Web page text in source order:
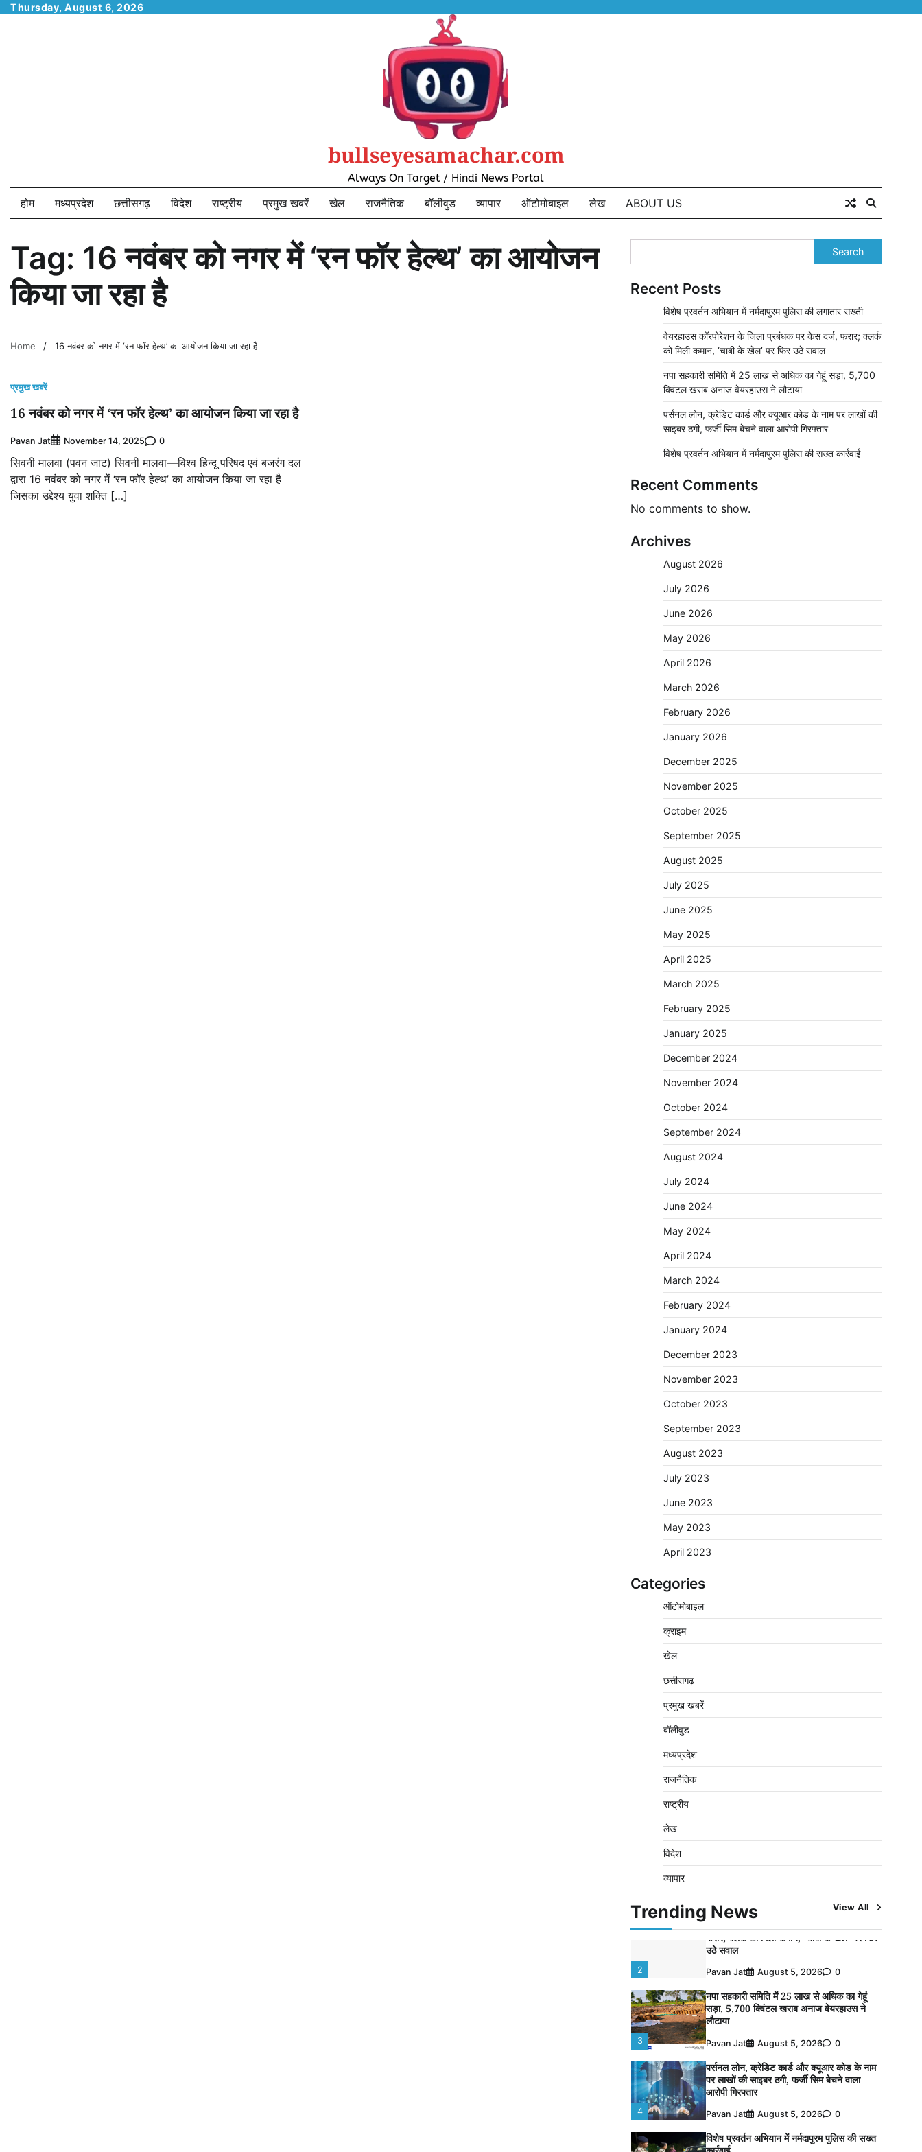
SkipThursday, August 6, 2026
bullseyesamachar.com
Always On Target / Hindi News Portal
होम मध्यप्रदेश छत्तीसगढ़ विदेश राष्ट्रीय प्रमुख खबरें खेल राजनैतिक बॉलीवुड व्यापार ऑटोमोबाइल लेख ABOUT US
Tag: 16 नवंबर को नगर में ‘रन फॉर हेल्थ’ का आयोजन
किया जा रहा है
Home 16 नवंबर को नगर में ‘रन फॉर हेल्थ’ का आयोजन किया जा रहा है
प्रमुख खबरें
16 नवंबर को नगर में ‘रन फॉर हेल्थ’ का आयोजन किया जा रहा है
Pavan Jat November 14, 2025 0
सिवनी मालवा (पवन जाट) सिवनी मालवा—विश्व हिन्दू परिषद एवं बजरंग दल
द्वारा 16 नवंबर को नगर में ‘रन फॉर हेल्थ’ का आयोजन किया जा रहा है
जिसका उद्देश्य युवा शक्ति […]
Search
Recent Posts
विशेष प्रवर्तन अभियान में नर्मदापुरम पुलिस की लगातार सख्ती
वेयरहाउस कॉरपोरेशन के जिला प्रबंधक पर केस दर्ज, फरार; क्लर्क
को मिली कमान, ‘चाबी के खेल’ पर फिर उठे सवाल
नपा सहकारी समिति में 25 लाख से अधिक का गेहूं सड़ा, 5,700
क्विंटल खराब अनाज वेयरहाउस ने लौटाया
पर्सनल लोन, क्रेडिट कार्ड और क्यूआर कोड के नाम पर लाखों की
साइबर ठगी, फर्जी सिम बेचने वाला आरोपी गिरफ्तार
विशेष प्रवर्तन अभियान में नर्मदापुरम पुलिस की सख्त कार्रवाई
Recent Comments
No comments to show.
Archives
August 2026
July 2026
June 2026
May 2026
April 2026
March 2026
February 2026
January 2026
December 2025
November 2025
October 2025
September 2025
August 2025
July 2025
June 2025
May 2025
April 2025
March 2025
February 2025
January 2025
December 2024
November 2024
October 2024
September 2024
August 2024
July 2024
June 2024
May 2024
April 2024
March 2024
February 2024
January 2024
December 2023
November 2023
October 2023
September 2023
August 2023
July 2023
June 2023
May 2023
April 2023
Categories
ऑटोमोबाइल
क्राइम
खेल
छत्तीसगढ़
प्रमुख खबरें
बॉलीवुड
मध्यप्रदेश
राजनैतिक
राष्ट्रीय
लेख
विदेश
व्यापार
Trending News View All
उठे सवाल
Pavan Jat August 5, 2026 0
नपा सहकारी समिति में 25 लाख से अधिक का गेहूं
लौटाया
कार्रवाई
Pavan Jat August 5, 2026 0
विशेष प्रवर्तन अभियान में नर्मदापुरम पुलिस की
0
2
फरार; क्लर्क को मिली कमान, ‘चाबी के खेल’ पर फिर
उठे सवाल
Pavan Jat August 5, 2026 0
3
नपा सहकारी समिति में 25 लाख से अधिक का गेहूं
सड़ा, 5,700 क्विंटल खराब अनाज वेयरहाउस ने
लौटाया
Pavan Jat August 5, 2026 0
4
पर्सनल लोन, क्रेडिट कार्ड और क्यूआर कोड के नाम
पर लाखों की साइबर ठगी, फर्जी सिम बेचने वाला
आरोपी गिरफ्तार
Pavan Jat August 5, 2026 0
विशेष प्रवर्तन अभियान में नर्मदापुरम पुलिस की सख्त